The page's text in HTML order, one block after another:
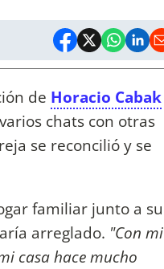
de Horacio Cabak
chats con otras
se reconcilió y se
familiar junto a su
arreglado. "Con mi
casa hace mucho